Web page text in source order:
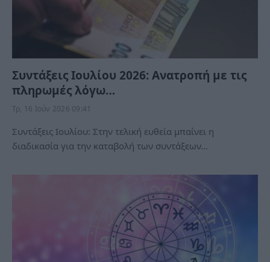
Συντάξεις Ιουλίου 2026: Ανατροπή με τις
πληρωμές λόγω…
Τρ, 16 Ιούν 2026 09:41
Συντάξεις Ιουλίου: Στην τελική ευθεία μπαίνει η
διαδικασία για την καταβολή των συντάξεων…